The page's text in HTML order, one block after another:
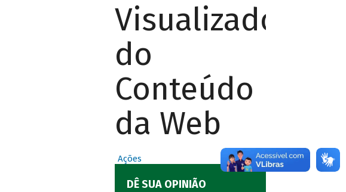
Visualizador
do
Conteúdo
da Web
Ações
DÊ SUA OPINIÃO